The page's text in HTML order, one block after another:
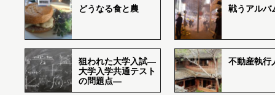
どうなる食と農 戦うアルバ
狙われた大学入試―
大学入学共通テスト
の問題点―
不動産執行